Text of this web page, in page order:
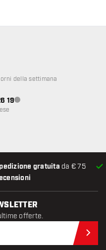
gratuita da € 75
clienti non disponibile
della settimana
19Servizio clienti non disponibile
offerte.